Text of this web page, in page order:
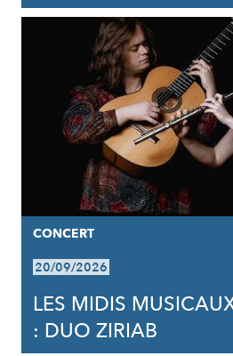
CONCERT
20/09/2026
LES MIDIS
: DUO ZIRIAB